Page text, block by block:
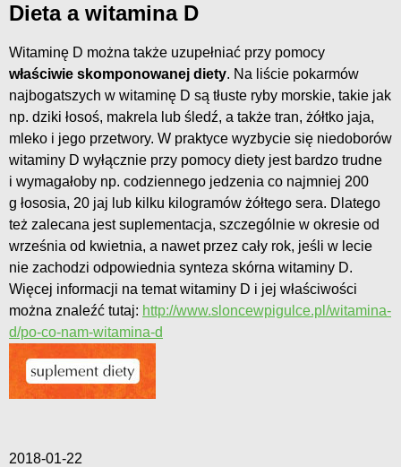
Dieta a witamina D
Witaminę D można także uzupełniać przy pomocy
właściwie skomponowanej diety. Na liście pokarmów
najbogatszych w witaminę D są tłuste ryby morskie, takie jak
np. dziki łosoś, makrela lub śledź, a także tran, żółtko jaja,
mleko i jego przetwory. W praktyce wyzbycie się niedoborów
witaminy D wyłącznie przy pomocy diety jest bardzo trudne
i wymagałoby np. codziennego jedzenia co najmniej 200
g łososia, 20 jaj lub kilku kilogramów żółtego sera. Dlatego
też zalecana jest suplementacja, szczególnie w okresie od
września od kwietnia, a nawet przez cały rok, jeśli w lecie
nie zachodzi odpowiednia synteza skórna witaminy D.
Więcej informacji na temat witaminy D i jej właściwości
można znaleźć tutaj: http://www.sloncewpigulce.pl/witamina-
d/po-co-nam-witamina-d
2018-01-22